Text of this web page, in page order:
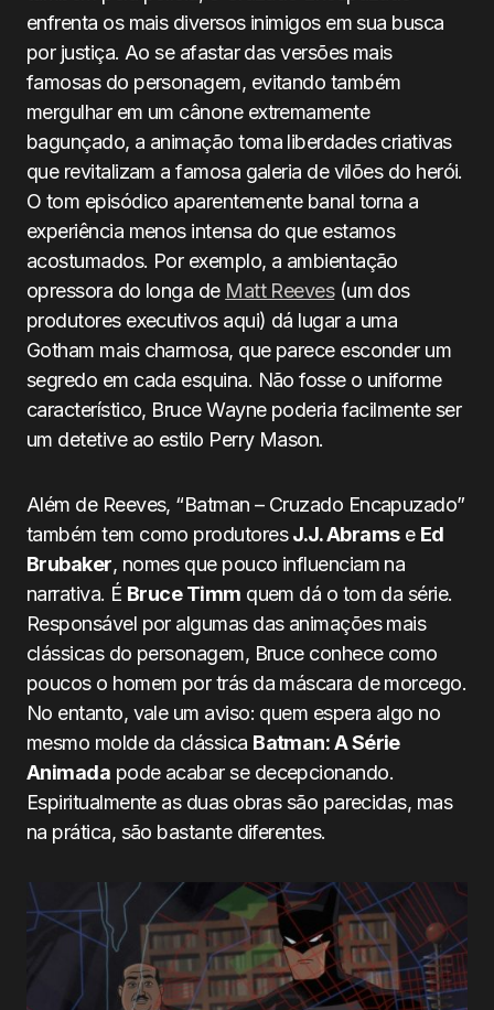
enfrenta os mais diversos inimigos em sua busca
por justiça. Ao se afastar das versões mais
famosas do personagem, evitando também
mergulhar em um cânone extremamente
bagunçado, a animação toma liberdades criativas
que revitalizam a famosa galeria de vilões do herói.
O tom episódico aparentemente banal torna a
experiência menos intensa do que estamos
acostumados. Por exemplo, a ambientação
opressora do longa de Matt Reeves(um dos
produtores executivos aqui) dá lugar a uma
Gotham mais charmosa, que parece esconder um
segredo em cada esquina. Não fosse o uniforme
característico, Bruce Wayne poderia facilmente ser
um detetive ao estilo Perry Mason.
Além de Reeves, “Batman – Cruzado Encapuzado”
também tem como produtoresJ.J. Abramse Ed
Brubaker, nomes que pouco influenciam na
narrativa. É Bruce Timm quem dá o tom da série.
Responsável por algumas das animações mais
clássicas do personagem, Bruce conhece como
poucos o homem por trás da máscara de morcego.
No entanto, vale um aviso: quem espera algo no
mesmo molde da clássica Batman: A Série
Animada pode acabar se decepcionando.
Espiritualmente as duas obras são parecidas, mas
na prática, são bastante diferentes.